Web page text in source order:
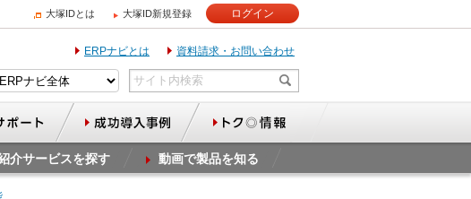
大塚IDとは 大塚ID新規登録 ログイン
ERPナビとは 資料請求・お問い合わせ
介サービスを探す 動画で製品を知る